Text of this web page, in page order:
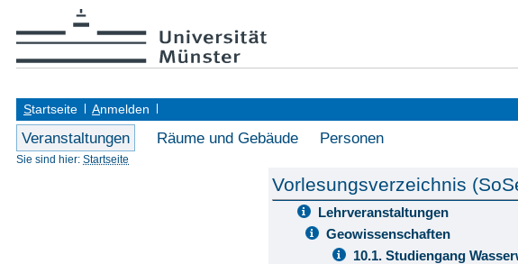
Startseite Anmelden
Veranstaltungen Räume und Gebäude Personen
Sie sind hier: Startseite
Vorlesungsverzeichnis
Lehrveranstaltungen
Geowissenschaften
10.1. Studiengang